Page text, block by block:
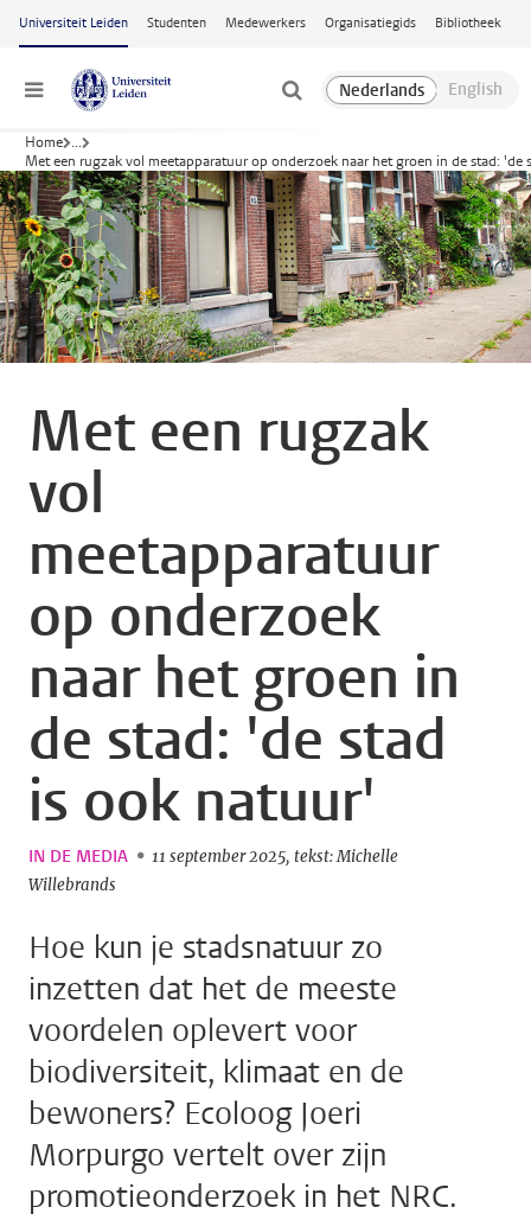
Ga naar hoofdinhoud
Universiteit Leiden Studenten Medewerkers Organisatiegids Bibliotheek
Menu
Home ...
Met een rugzak vol meetapparatuur op onderzoek naar het groen in de stad: 'de
Met een rugzak
vol
meetapparatuur
op onderzoek
naar het groen in
de stad: 'de stad
is ook natuur'
IN DE MEDIA 11 september 2025 tekst: Michelle
Willebrands
Hoe kun je stadsnatuur zo
inzetten dat het de meeste
voordelen oplevert voor
biodiversiteit, klimaat en de
bewoners? Ecoloog Joeri
Morpurgo vertelt over zijn
promotieonderzoek in het NRC.